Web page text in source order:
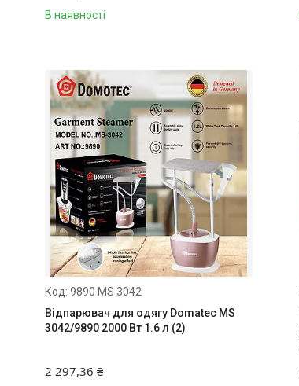
В наявності
9890 MS 3042
Відпарювач для одягу Domatec MS
3042/9890 2000 Вт 1.6 л (2)
2 297,36 ₴